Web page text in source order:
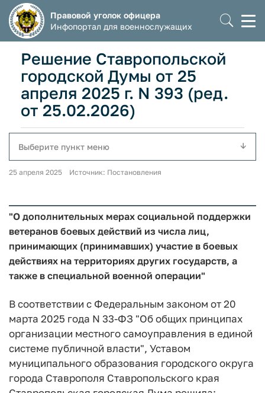
Правовой уголок офицера
Инфопортал для военнослужащих
Решение Ставропольской
городской Думы от 25
апреля 2025 г. N 393 (ред.
от 25.02.2026)
Выберите пункт меню
25 апреля 2025 Источник: Постановления
"О дополнительных мерах социальной поддержки
ветеранов боевых действий из числа лиц,
принимающих (принимавших) участие в боевых
действиях на территориях других государств, а
также в специальной военной операции"
В соответствии с Федеральным законом от 20
марта 2025 года N 33-ФЗ "Об общих принципах
организации местного самоуправления в единой
системе публичной власти", Уставом
муниципального образования городского округа
города Ставрополя Ставропольского края